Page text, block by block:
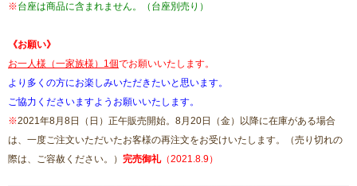
※台座は商品に含まれません。（台座別売り）
《お願い》
お一人様（一家族様）1個でお願いいたします。
より多くの方にお楽しみいただきたいと思います。
ご協力くださいますようお願いいたします。
※2021年8月8日（日）正午販売開始。8月20日（金）以降に在庫がある場合
は、一度ご注文いただいたお客様の再注文をお受けいたします。（売り切れの
際は、ご容赦ください。） 完売御礼（2021.8.9）